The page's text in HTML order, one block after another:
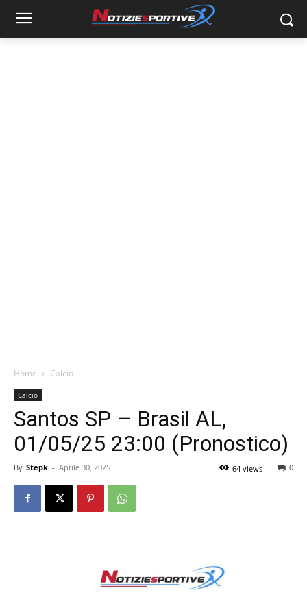
Home Calcio
Calcio
Santos SP – Brasil AL,
01/05/25 23:00 (Pronostico)
By Stepk - Aprile 30, 2025 0
64 views